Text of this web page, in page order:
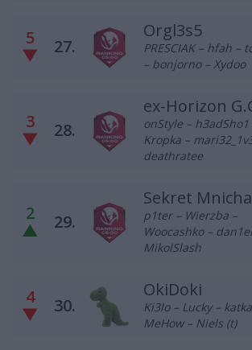
5
▼
27.
Orgl3s5
PRESCIAK – hfah –
– bonjorno – Xydoo
3
▼
28.
ex-Horizon
onStyle – h3adSho1
Kropka –
deathratee
2
▲
29.
Sekret Mnicha
p1ter – Wierzba –
Woocashko –
MikolSlash
4
▼
30.
OkiDoki
Ki3lo – Lucky –
MeHow – Niels (t)